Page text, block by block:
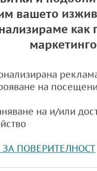
доставките
на АЕЦ
енергетиката
ЕАД
вашето
как
на
на и/или
ПОВЕРИТЕЛНОСТ